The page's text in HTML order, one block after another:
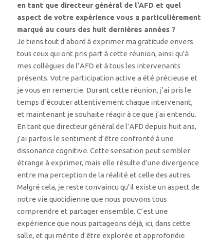
en tant que directeur général de l’AFD et quel
aspect de votre expérience vous a particulièrement
marqué au cours des huit dernières années ?
Je tiens tout d’abord à exprimer ma gratitude envers
tous ceux qui ont pris part à cette réunion, ainsi qu’à
mes collègues de l’AFD et à tous les intervenants
présents. Votre participation active a été précieuse et
je vous en remercie. Durant cette réunion, j’ai pris le
temps d’écouter attentivement chaque intervenant,
et maintenant je souhaite réagir à ce que j’ai entendu.
En tant que directeur général de l’AFD depuis huit ans,
j’ai parfois le sentiment d’être confronté à une
dissonance cognitive. Cette sensation peut sembler
étrange à exprimer, mais elle résulte d’une divergence
entre ma perception de la réalité et celle des autres.
Malgré cela, je reste convaincu qu’il existe un aspect de
notre vie quotidienne que nous pouvons tous
comprendre et partager ensemble. C’est une
expérience que nous partageons déjà, ici, dans cette
salle, et qui mérite d’être explorée et approfondie